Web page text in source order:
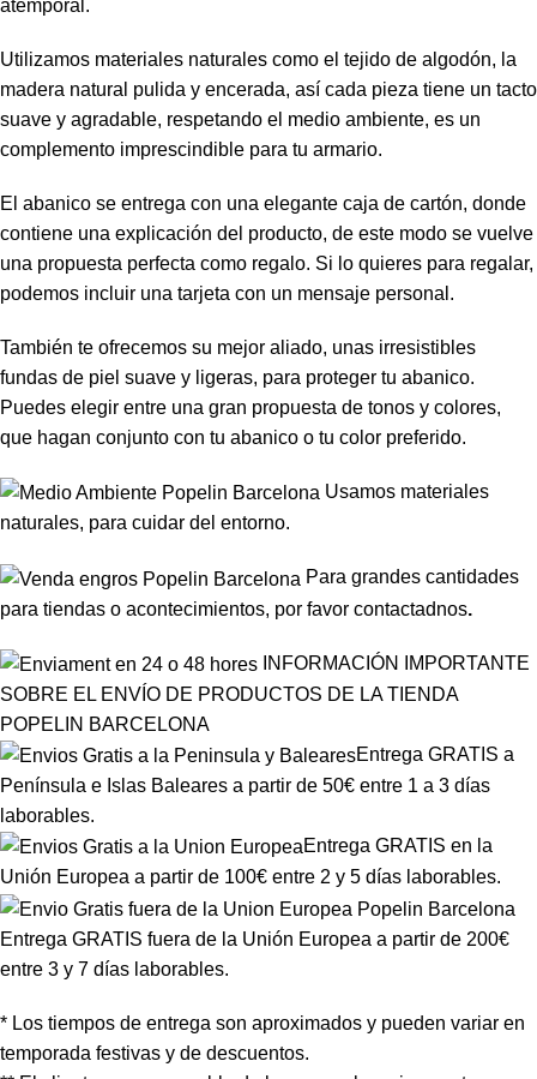
atemporal.
Utilizamos materiales naturales como el tejido de algodón, la
madera natural pulida y encerada, así cada pieza tiene un tacto
suave y agradable, respetando el medio ambiente, es un
complemento imprescindible para tu armario.
El abanico se entrega con una elegante caja de cartón, donde
contiene una explicación del producto, de este modo se vuelve
una propuesta perfecta como regalo. Si lo quieres para regalar,
podemos incluir una tarjeta con un mensaje personal.
También te ofrecemos su mejor aliado, unas irresistibles
fundas de piel suave y ligeras, para proteger tu abanico.
Puedes elegir entre una gran propuesta de tonos y colores,
que hagan conjunto con tu abanico o tu color preferido.
Usamos materiales
naturales, para cuidar del entorno.
Para grandes cantidades
para tiendas o acontecimientos, por favor contactadnos.
INFORMACIÓN IMPORTANTE
SOBRE EL ENVÍO DE PRODUCTOS DE LA TIENDA
POPELIN BARCELONA
Entrega GRATIS a
Península e Islas Baleares a partir de 50€ entre 1 a 3 días
laborables.
Entrega GRATIS en la
Unión Europea a partir de 100€ entre 2 y 5 días laborables.
Entrega GRATIS fuera de la Unión Europea a partir de 200€
entre 3 y 7 días laborables.
* Los tiempos de entrega son aproximados y pueden variar en
temporada festivas y de descuentos.